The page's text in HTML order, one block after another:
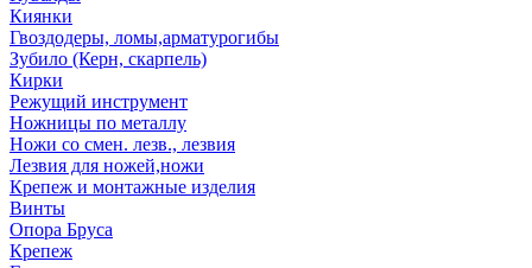
Киянки
Гвоздодеры, ломы,арматурогибы
Зубило (Керн, скарпель)
Кирки
Режущий инструмент
Ножницы по металлу
Ножи со смен. лезв., лезвия
Лезвия для ножей,ножи
Крепеж и монтажные изделия
Винты
Опора Бруса
Крепеж